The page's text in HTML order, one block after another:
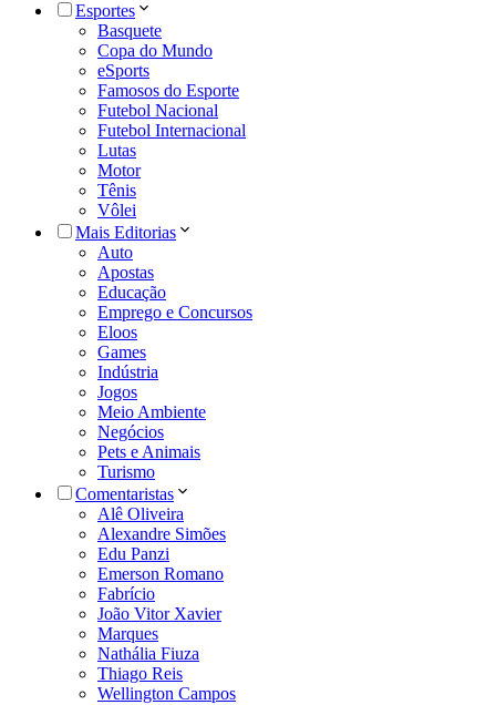
Esportes
Basquete
Copa do Mundo
eSports
Famosos do Esporte
Futebol Nacional
Futebol Internacional
Lutas
Motor
Tênis
Vôlei
Mais Editorias
Auto
Apostas
Educação
Emprego e Concursos
Eloos
Games
Indústria
Jogos
Meio Ambiente
Negócios
Pets e Animais
Turismo
Comentaristas
Alê Oliveira
Alexandre Simões
Edu Panzi
Emerson Romano
Fabrício
João Vitor Xavier
Marques
Nathália Fiuza
Thiago Reis
Wellington Campos